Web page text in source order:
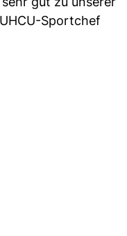
Sportchef